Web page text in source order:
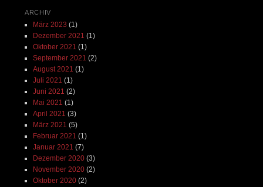
ARCHIV
März 2023 (1)
Dezember 2021 (1)
Oktober 2021 (1)
September 2021 (2)
August 2021 (1)
Juli 2021 (1)
Juni 2021 (2)
Mai 2021 (1)
April 2021 (3)
März 2021 (5)
Februar 2021 (1)
Januar 2021 (7)
Dezember 2020(3)
November 2020(2)
Oktober 2020(2)